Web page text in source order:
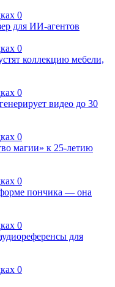
0
для ИИ-агентов
0
коллекцию мебели,
0
видео до 30
0
магии» к 25-летию
0
пончика — она
0
для
0